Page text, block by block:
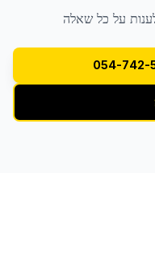
על כל שאלה